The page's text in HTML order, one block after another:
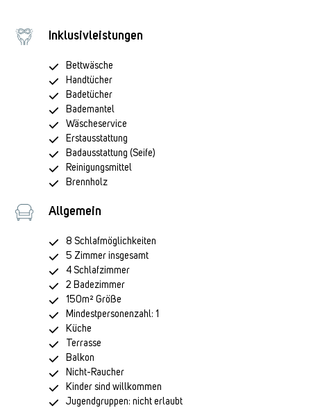
Inklusivleistungen
Bettwäsche
Handtücher
Badetücher
Bademantel
Wäscheservice
Erstausstattung
Badausstattung (Seife)
Reinigungsmittel
Brennholz
Allgemein
8 Schlafmöglichkeiten
5 Zimmer insgesamt
4 Schlafzimmer
2 Badezimmer
150m² Größe
Mindestpersonenzahl: 1
Küche
Terrasse
Balkon
Nicht-Raucher
Kinder sind willkommen
Jugendgruppen: nicht erlaubt